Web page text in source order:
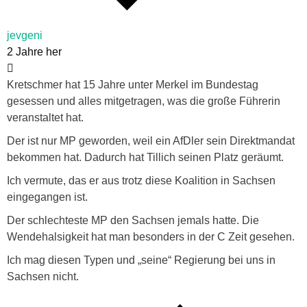
jevgeni
2 Jahre her
Kretschmer hat 15 Jahre unter Merkel im Bundestag
gesessen und alles mitgetragen, was die große Führerin
veranstaltet hat.
Der ist nur MP geworden, weil ein AfDler sein Direktmandat
bekommen hat. Dadurch hat Tillich seinen Platz geräumt.
Ich vermute, das er aus trotz diese Koalition in Sachsen
eingegangen ist.
Der schlechteste MP den Sachsen jemals hatte. Die
Wendehalsigkeit hat man besonders in der C Zeit gesehen.
Ich mag diesen Typen und „seine“ Regierung bei uns in
Sachsen nicht.